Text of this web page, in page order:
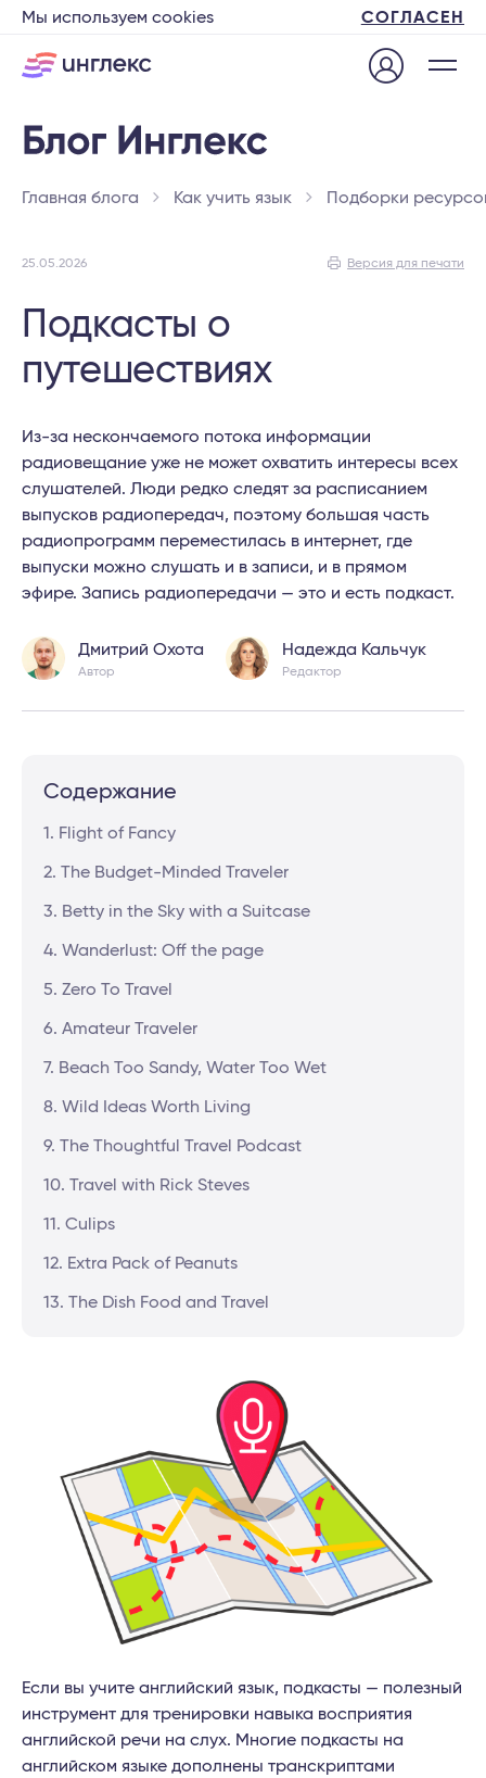
Мы используем cookies СОГЛАСЕН
Главная блога Как учить язык Подборки
25.05.2026 Версия для печати
Подкасты о
путешествиях
Из-за нескончаемого потока информации
радиовещание уже не может охватить интересы всех
слушателей. Люди редко следят за расписанием
выпусков радиопередач, поэтому большая часть
радиопрограмм переместилась в интернет, где
выпуски можно слушать и в записи, и в прямом
эфире. Запись радиопередачи — это и есть подкаст.
Дмитрий Охота
Автор
Надежда Кальчук
Редактор
Содержание
1. Flight of Fancy
2. The Budget-Minded Traveler
3. Betty in the Sky with a Suitcase
4. Wanderlust: Off the page
5. Zero To Travel
6. Amateur Traveler
7. Beach Too Sandy, Water Too Wet
8. Wild Ideas Worth Living
9. The Thoughtful Travel Podcast
10. Travel with Rick Steves
11. Culips
12. Extra Pack of Peanuts
13. The Dish Food and Travel
Если вы учите английский язык, подкасты — полезный
инструмент для тренировки навыка восприятия
английской речи на слух. Многие подкасты на
английском языке дополнены транскриптами